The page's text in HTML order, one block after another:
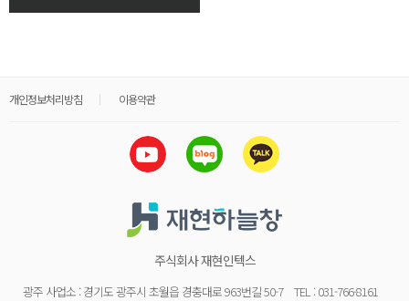
개인정보처리방침 이용약관
주식회사 재현인텍스
광주 사업소 : 경기도 광주시 초월읍 경충대로 963번길 50-7 TEL : 031-766-8161